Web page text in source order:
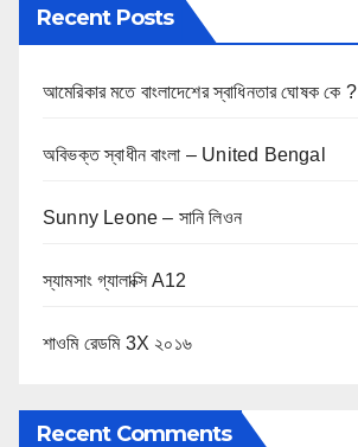
Recent Posts
আমেরিকার মতে বাংলাদেশের স্বাধিনতার ঘোষক কে ?
অবিভক্ত স্বাধীন বাংলা – United Bengal
Sunny Leone – সানি লিওন
স্যামসাং গ্যালাক্সি A12
শাওমি রেডমি 3X ২০১৬
Recent Comments